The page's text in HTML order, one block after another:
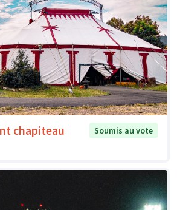
chapiteau
Soumis au vote